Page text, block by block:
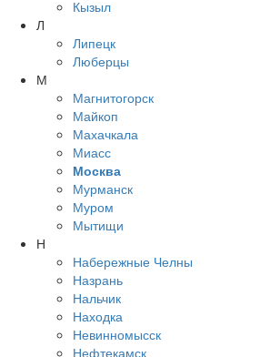
Кызыл
Л
Липецк
Люберцы
М
Магнитогорск
Майкоп
Махачкала
Миасс
Москва
Мурманск
Муром
Мытищи
Н
Набережные Челны
Назрань
Нальчик
Находка
Невинномысск
Нефтекамск